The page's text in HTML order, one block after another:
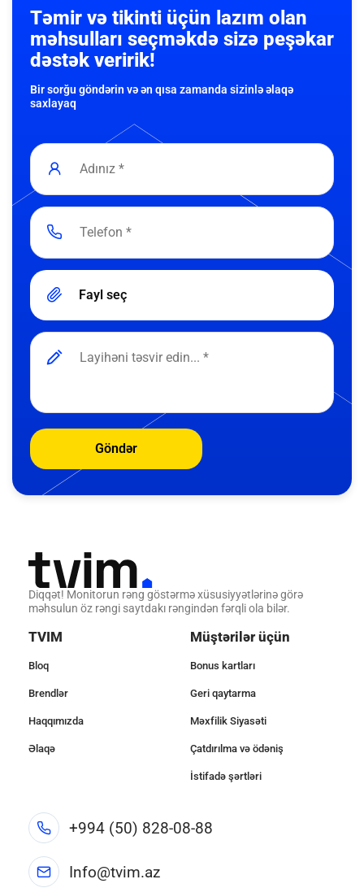
Təmir və tikinti üçün lazım olan
məhsulları seçməkdə sizə peşəkar
dəstək veririk!
Bir sorğu göndərin və ən qısa zamanda sizinlə əlaqə
saxlayaq
Fayl seç
Göndər
Diqqət! Monitorun rəng göstərmə xüsusiyyətlərinə görə
məhsulun öz rəngi saytdakı rəngindən fərqli ola bilər.
TVIM
Bloq
Brendlər
Haqqımızda
Əlaqə
Müştərilər üçün
Bonus kartları
Geri qaytarma
Məxfilik Siyasəti
Çatdırılma və ödəniş
İstifadə şərtləri
+994 (50) 828-08-88
Info@tvim.az